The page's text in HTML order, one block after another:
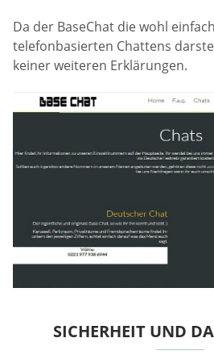
Da der BaseChat die wohl
telefonbasierten Chattens
keiner weiteren Erklärungen.
SICHERHEIT UND